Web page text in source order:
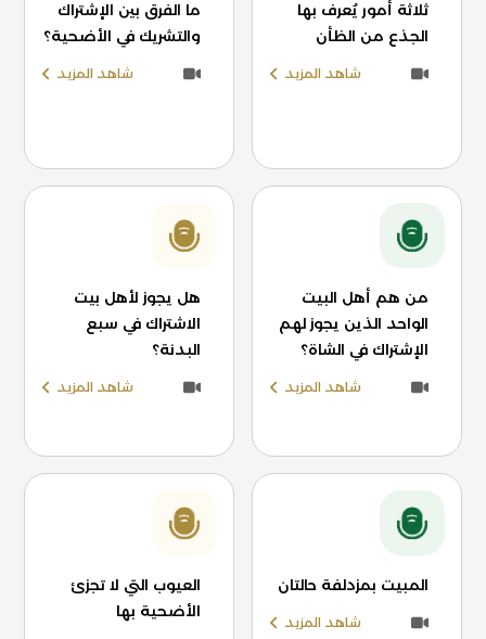
ثلاثة أمور يُعرف بها
الجذع من الظأن
شاهد المزيد
ما الفرق بين الإشتراك
والتشريك في الأضحية؟
شاهد المزيد
من هم أهل البيت
الواحد الذين يجوز لهم
الإشتراك في الشاة؟
شاهد المزيد
هل يجوز لأهل بيت
الاشتراك في سبع
البدنة؟
شاهد المزيد
المبيت بمزدلفة حالتان
شاهد المزيد
العيوب التي لا تجزئ
الأضحية بها